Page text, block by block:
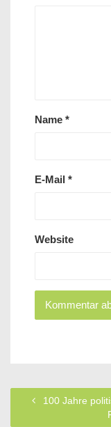
Name *
E-Mail *
Website
100 Jahre